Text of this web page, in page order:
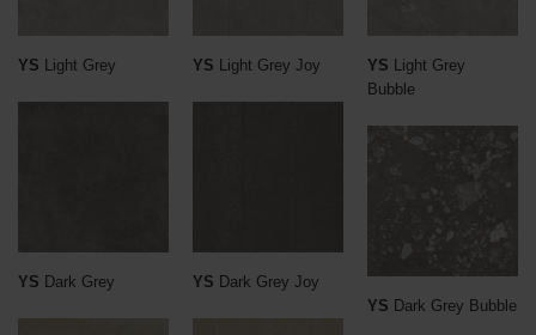
YS Light Grey YS Light Grey Joy YS
Light Grey
Bubble
YS Dark Grey YS Dark Grey Joy
YS Dark Grey Bubble